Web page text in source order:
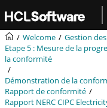
Aller au contenu principal
Welcome
Gestion
Etape 5 : Mesure de la
la conformité
Démonstration de la
Rapport de conformité
Rapport NERC CIPC